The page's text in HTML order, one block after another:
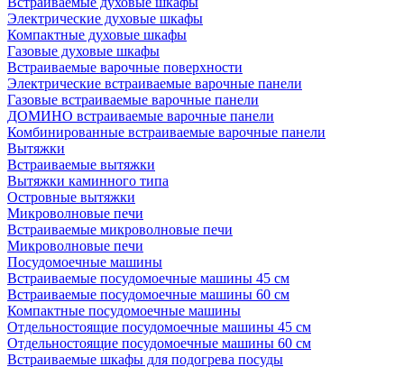
Электрические духовые шкафы
Компактные духовые шкафы
Газовые духовые шкафы
Встраиваемые варочные поверхности
Электрические встраиваемые варочные панели
Газовые встраиваемые варочные панели
ДОМИНО встраиваемые варочные панели
Комбинированные встраиваемые варочные панели
Вытяжки
Встраиваемые вытяжки
Вытяжки каминного типа
Островные вытяжки
Микроволновые печи
Встраиваемые микроволновые печи
Микроволновые печи
Посудомоечные машины
Встраиваемые посудомоечные машины 45 см
Встраиваемые посудомоечные машины 60 см
Компактные посудомоечные машины
Отдельностоящие посудомоечные машины 45 см
Отдельностоящие посудомоечные машины 60 см
Встраиваемые шкафы для подогрева посуды